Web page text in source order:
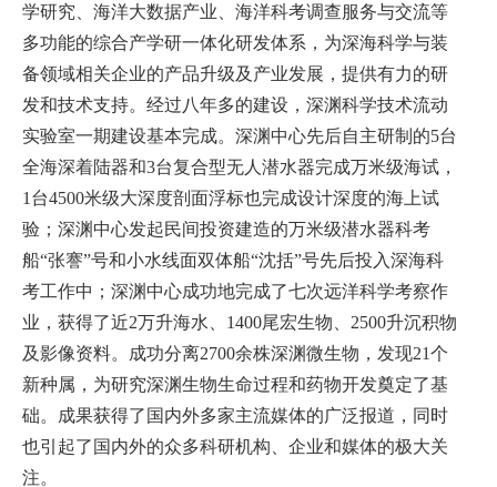
学研究、海洋大数据产业、海洋科考调查服务与交流等
多功能的综合产学研一体化研发体系，为深海科学与装
备领域相关企业的产品升级及产业发展，提供有力的研
发和技术支持。 经过八年多的建设，深渊科学技术流动
实验室一期建设基本完成。深渊中心先后自主研制的5台
全海深着陆器和3台复合型无人潜水器完成万米级海试，
1 台4500米级大深度剖面浮标也完成设计深度的海上试
验；深渊中心发起民间投资建造的万米级潜水器科考
船“张謇”号和小水线面双体船“沈括”号先后投入深海科
考工作中；深渊中心成功地完成了七次远洋科学考察作
业，获得了近2万升海水、 1400尾宏生物、 2500升沉积物
及影像资料。成功分离2700余株深渊微生物，发现21个
新种属，为研究深渊生物生命过程和药物开发奠定了基
础。成果获得了国内外多家主流媒体的广泛报道，同时
也引起了国内外的众多科研机构、企业和媒体的极大关
注。